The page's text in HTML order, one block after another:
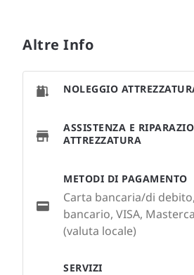
Altre Info
SERVIZI
NOLEGGIO
ASSISTENZA E
ATTREZZATURA
METODI DI PAGAMENTO
Carta bancaria/di
bancario, VISA,
(valuta locale)